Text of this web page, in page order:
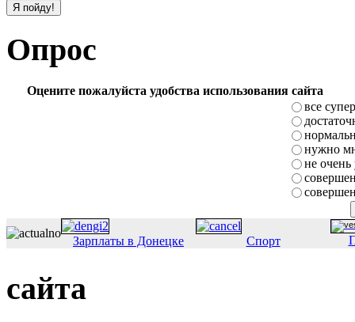
Опрос
Оцените пожалуйста удобства использования сайта
все супер
нужно
не очень
Зарплаты в Донецке Спорт
сайта